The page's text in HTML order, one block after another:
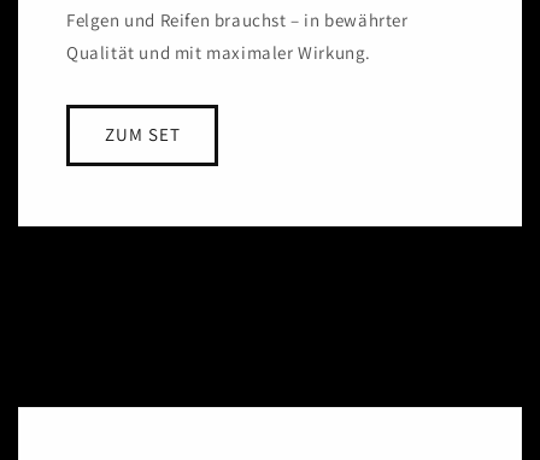
Felgen und Reifen brauchst – in bewährter
Qualität und mit maximaler Wirkung.
ZUM SET